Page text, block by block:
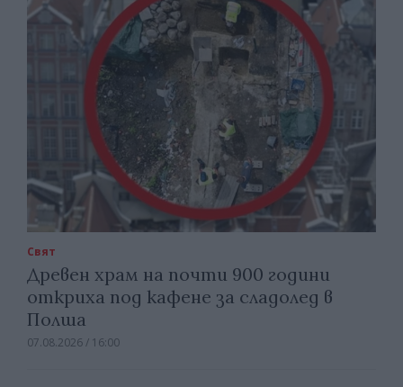
Свят
Древен храм на почти 900 години
откриха под кафене за сладолед в
Полша
07.08.2026 / 16:00